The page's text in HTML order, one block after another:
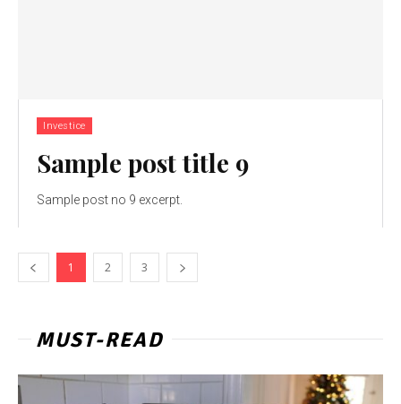
Investice
Sample post title 9
Sample post no 9 excerpt.
1 2 3
MUST-READ